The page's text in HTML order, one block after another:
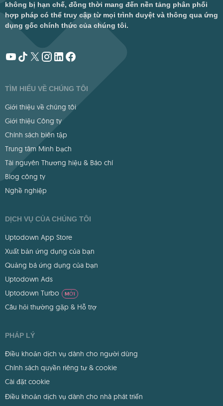
không bị hạn chế, đồng thời mang đến nền tảng phân phối
hợp pháp có thể truy cập từ mọi trình duyệt và thông qua ứng
dụng gốc chính thức của chúng tôi.
TÌM HIỂU VỀ CHÚNG TÔI
Giới thiệu về chúng tôi
Giới thiệu Công ty
Chính sách biên tập
Trung tâm Minh bạch
Tài nguyên Thương hiệu & Báo chí
Blog công ty
Nghề nghiệp
DỊCH VỤ CỦA CHÚNG TÔI
Uptodown App Store
Xuất bản ứng dụng của bạn
Quảng bá ứng dụng của bạn
Uptodown Ads
Uptodown Turbo
MỚI
Câu hỏi thường gặp & Hỗ trợ
PHÁP LÝ
Điều khoản dịch vụ dành cho người dùng
Chính sách quyền riêng tư & cookie
Cài đặt cookie
Điều khoản dịch vụ dành cho nhà phát triển